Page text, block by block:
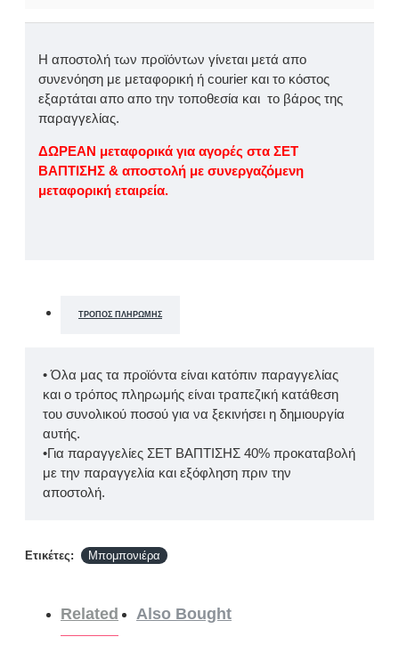
Η αποστολή των προϊόντων γίνεται μετά απο
συνενόηση με μεταφορική ή courier και το κόστος
εξαρτάται απο απο την τοποθεσία και το βάρος της
παραγγελίας.
ΔΩΡΕΑΝ μεταφορικά για αγορές στα ΣΕΤ
ΒΑΠΤΙΣΗΣ & αποστολή με συνεργαζόμενη
μεταφορική εταιρεία.
ΤΡΌΠΟΣ ΠΛΗΡΩΜΉΣ
• Όλα μας τα προϊόντα είναι κατόπιν παραγγελίας
και ο τρόπος πληρωμής είναι τραπεζική κατάθεση
του συνολικού ποσού για να ξεκινήσει η δημιουργία
αυτής.
•Για παραγγελίες ΣΕΤ ΒΑΠΤΙΣΗΣ 40% προκαταβολή
με την παραγγελία και εξόφληση πριν την
αποστολή.
Ετικέτες: Μπομπονιέρα
Related Also Bought